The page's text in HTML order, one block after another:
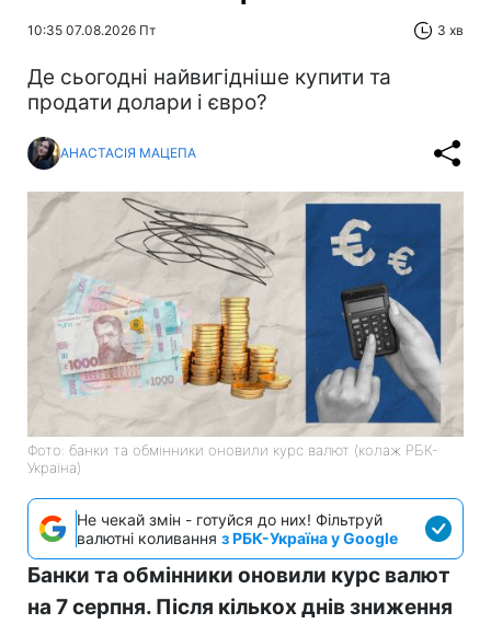
10:35 07.08.2026 Пт 3 хв
Де сьогодні найвигідніше купити та
продати долари і євро?
АНАСТАСІЯ МАЦЕПА
Фото: банки та обмінники оновили курс валют (колаж РБК-
Україна)
Не чекай змін - готуйся до них! Фільтруй
валютні коливання з РБК-Україна у Google
Банки та обмінники оновили курс валют
на 7 серпня. Після кількох днів зниження